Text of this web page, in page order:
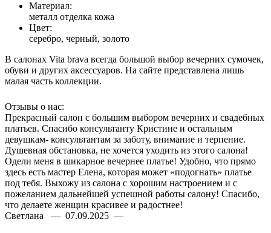
Материал:
металл отделка кожа
Цвет:
серебро, черный, золото
В салонах Vita brava всегда большой выбор вечерних сумочек,
обуви и других аксессуаров. На сайте представлена лишь
малая часть коллекции.
Отзывы о нас:
Прекрасный салон с большим выбором вечерних и свадебных
платьев. Спасибо консультанту Кристине и остальным
девушкам- консультантам за заботу, внимание и терпение.
Душевная обстановка, не хочется уходить из этого салона!
Одели меня в шикарное вечернее платье! Удобно, что прямо
здесь есть мастер Елена, которая может «подогнать» платье
под тебя. Выхожу из салона с хорошим настроением и с
пожеланием дальнейшей успешной работы салону! Спасибо,
что делаете женщин красивее и радостнее!
Светлана — 07.09.2025 —